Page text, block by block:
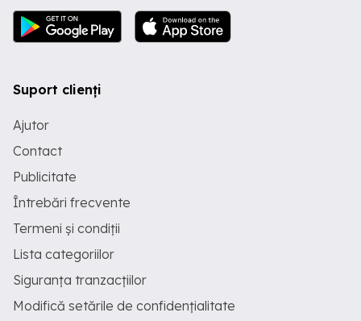
Suport clienți
Ajutor
Contact
Publicitate
Întrebări frecvente
Termeni și condiții
Lista categoriilor
Siguranța tranzacțiilor
Modifică setările de confidențialitate